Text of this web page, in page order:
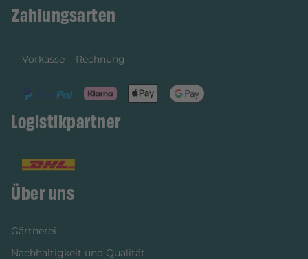
Zahlungsarten
Vorkasse Rechnung
Logistikpartner
Über uns
Gärtnerei
Nachhaltigkeit und Qualität